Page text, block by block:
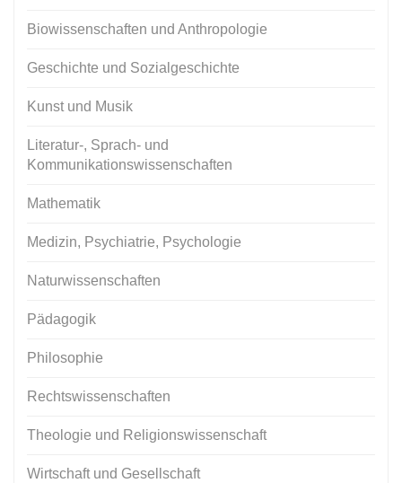
Biowissenschaften und Anthropologie
Geschichte und Sozialgeschichte
Kunst und Musik
Literatur-, Sprach- und
Kommunikationswissenschaften
Mathematik
Medizin, Psychiatrie, Psychologie
Naturwissenschaften
Pädagogik
Philosophie
Rechtswissenschaften
Theologie und Religionswissenschaft
Wirtschaft und Gesellschaft